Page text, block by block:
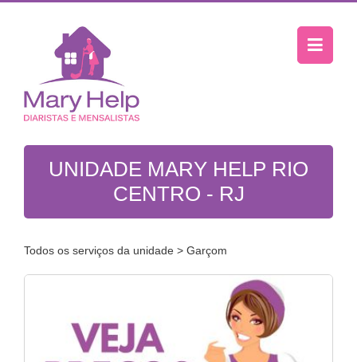
UNIDADE MARY HELP RIO
CENTRO - RJ
Todos os serviços da unidade > Garçom